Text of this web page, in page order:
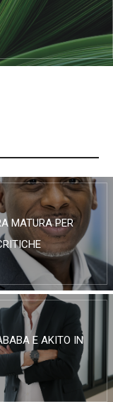
MATURA PER
E AKITO IN